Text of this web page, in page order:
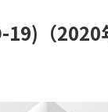
（2020